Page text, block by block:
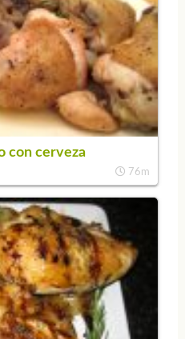
con cerveza
76m